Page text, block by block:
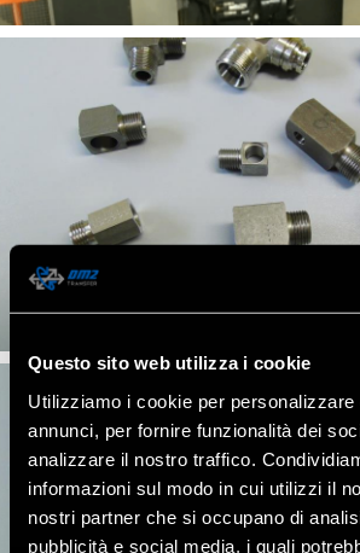
Questo sito web utilizza i cookie
Utilizziamo i cookie per personalizzare
annunci, per fornire funzionalità dei
analizzare il nostro traffico.
informazioni sul modo in cui utilizzi il
nostri partner che si occupano di
pubblicità e social media, i quali